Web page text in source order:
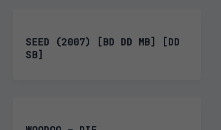
SEED (2007) [BD DD MB] [DD
SB]